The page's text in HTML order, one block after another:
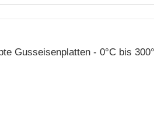
Gusseisenplatten - 0°C bis